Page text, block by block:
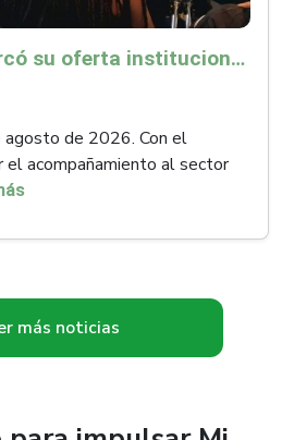
ICA Risaralda acercó su oferta institucional a productores y emprendedores en Expocamello
agosto de 2026. Con el
acompañamiento al sector
más noticias